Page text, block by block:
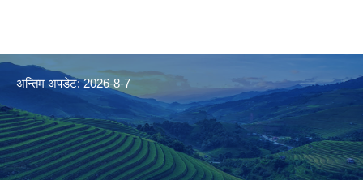
अन्तिम अपडेट: 2026-8-7